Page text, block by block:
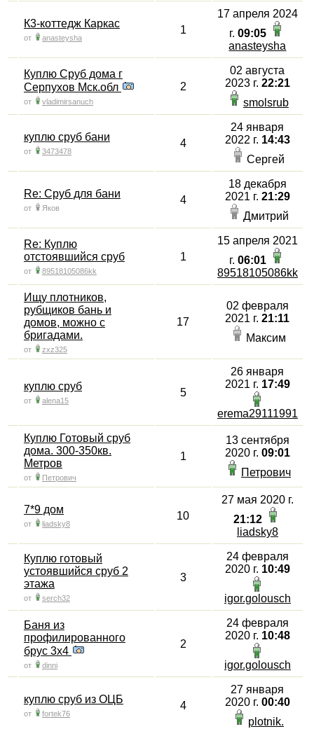
К3-коттедж Каркас
от anasteysha
1
17 апреля 2024
г. 09:05
anasteysha
Куплю Сруб дома г
Серпухов Мск.обл
от vladimirsanuch
2
02 августа
2023 г. 22:21
smolsrub
куплю сруб бани
от 3473478
4
24 января
2022 г. 14:43
Сергей
Re: Сруб для бани
от Яков
4
18 декабря
2021 г. 21:29
Дмитрий
Re: Куплю
отстоявшийся сруб
от 89518105086kk
1
15 апреля 2021
г. 06:01
89518105086kk
Ищу плотников,
рубщиков бань и
домов, можно с
бригадами.
от zxz325
17
02 февраля
2021 г.21:11
Максим
куплю сруб
от alena15
5
26 января
2021 г. 17:49
erema29111991
Куплю Готовый сруб
дома. 300-350кв.
Метров
от Петрович
1
13 сентября
2020 г. 09:01
Петрович
7*9 дом
от liadsky8
10
27 мая 2020 г.
21:12
liadsky8
Куплю готовый
устоявшийся сруб 2
этажа
от serch32
3
24 февраля
2020 г. 10:49
igor.golousch
Баня из
профилированного
брус 3х4
от dinni
2
24 февраля
2020 г. 10:48
igor.golousch
куплю сруб из ОЦБ
от fortek76
4
27 января
2020 г. 00:40
plotnik.